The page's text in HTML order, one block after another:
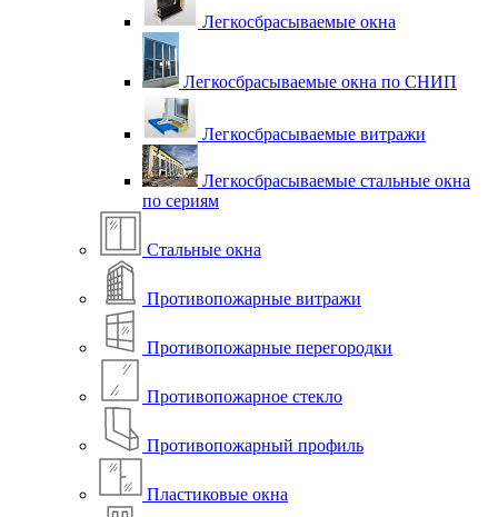
Легкосбрасываемые окна
Легкосбрасываемые окна по СНИП
Легкосбрасываемые витражи
Легкосбрасываемые стальные окна
по сериям
Стальные окна
Противопожарные витражи
Противопожарные перегородки
Противопожарное стекло
Противопожарный профиль
Пластиковые окна